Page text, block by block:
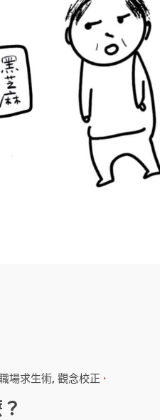
場求生術 觀念校正